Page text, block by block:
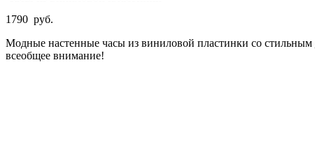
1790 руб.
Модные настенные часы из виниловой пластинки со стильным
всеобщее внимание!